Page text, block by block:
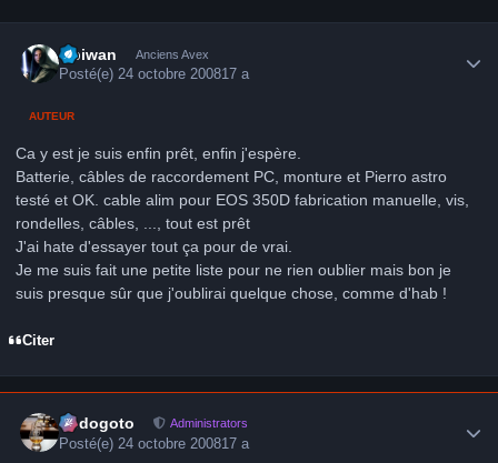
Obiwan Anciens Avex
Posté(e)24 octobre 200817 a
AUTEUR
Ca y est je suis enfin prêt, enfin j'espère.
Batterie, câbles de raccordement PC, monture et Pierro astro
testé et OK. cable alim pour EOS 350D fabrication manuelle, vis,
rondelles, câbles, ..., tout est prêt
J'ai hate d'essayer tout ça pour de vrai.
Je me suis fait une petite liste pour ne rien oublier mais bon je
suis presque sûr que j'oublirai quelque chose, comme d'hab !
Citer
frédogoto Administrators
Posté(e) 24 octobre 200817 a